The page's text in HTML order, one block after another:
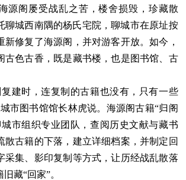
源阁屡受战乱之苦，楼舍损毁，珍藏散
聊城西南隅的杨氏宅院，聊城市在原址按
新修复了海源阁，并对游客开放。如今，
古色古香，既是藏书楼，也是图书馆、古
时，连复制的古籍也没有，只有一些
市图书馆馆长林虎说。海源阁古籍“归阁
市组织专业团队，查阅历史文献与藏书
散古籍的下落，建立详细档案，并制定回
采集、影印复制等方式，让历经战乱散落
藏“回家”。